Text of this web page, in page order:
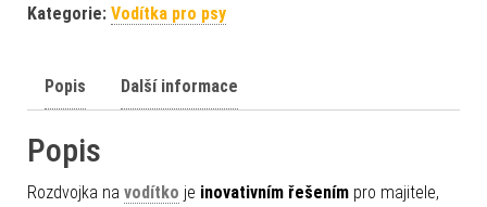
Kategorie: Vodítka pro psy
Popis Další informace
Popis
Rozdvojka na vodítko je inovativním řešením pro majitele,